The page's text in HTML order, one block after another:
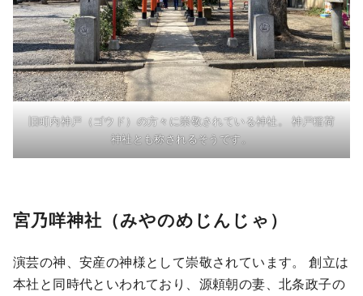
旧町内神戸（ゴウド）の方々に崇敬されている神社。 神戸稲荷
神社とも称されるそうです。
宮乃咩神社（みやのめじんじゃ）
演芸の神、安産の神様として崇敬されています。 創立は
本社と同時代といわれており、源頼朝の妻、北条政子の